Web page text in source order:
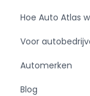
Hoe Auto Atlas
Voor
Automerken
Blog